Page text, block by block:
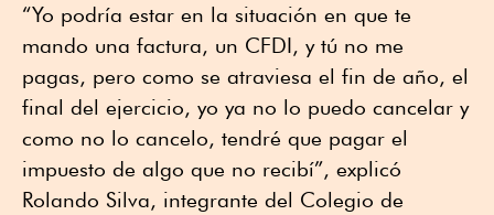
“Yo podría estar en la situación en que te
mando una factura, un CFDI, y tú no me
pagas, pero como se atraviesa el fin de año, el
final del ejercicio, yo ya no lo puedo cancelar y
como no lo cancelo, tendré que pagar el
impuesto de algo que no recibí”, explicó
Rolando Silva, integrante del Colegio de